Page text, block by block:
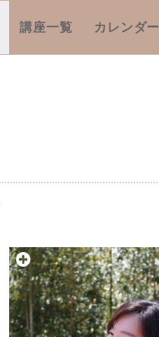
講座一覧 カレンダー